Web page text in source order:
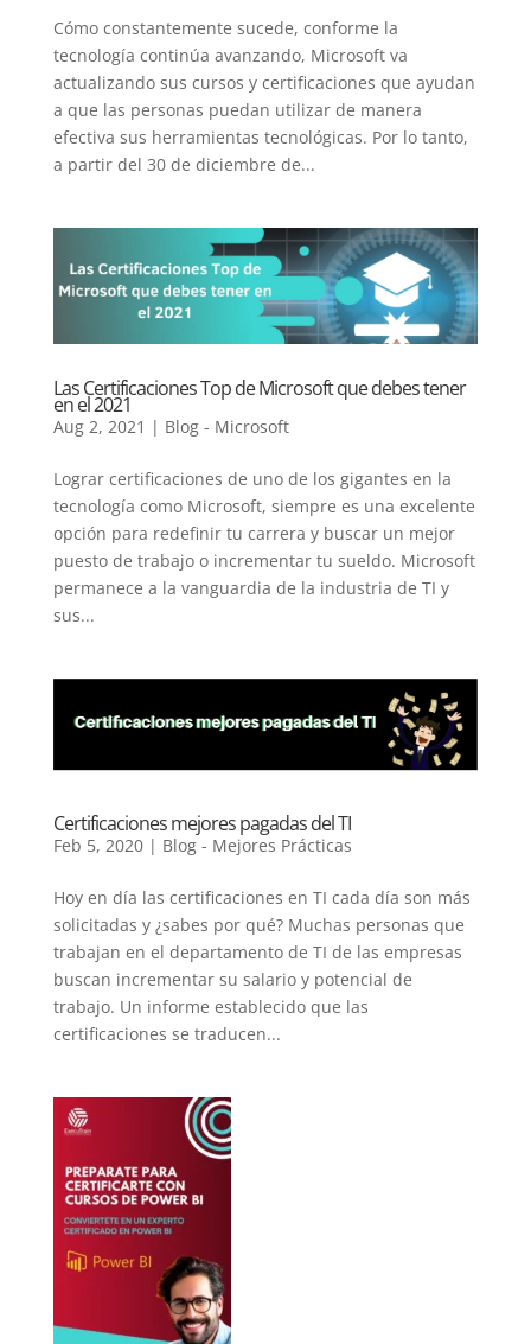
Cómo constantemente sucede, conforme la
tecnología continúa avanzando, Microsoft va
actualizando sus cursos y certificaciones que ayudan
a que las personas puedan utilizar de manera
efectiva sus herramientas tecnológicas. Por lo tanto,
a partir del 30 de diciembre de...
Las Certificaciones Top de Microsoft que debes tener
en el 2021
Aug 2, 2021 | Blog - Microsoft
Lograr certificaciones de uno de los gigantes en la
tecnología como Microsoft, siempre es una excelente
opción para redefinir tu carrera y buscar un mejor
puesto de trabajo o incrementar tu sueldo. Microsoft
permanece a la vanguardia de la industria de TI y
sus...
Certificaciones mejores pagadas del TI
Feb 5, 2020| Blog - Mejores Prácticas
Hoy en día las certificaciones en TI cada día son más
solicitadas y ¿sabes por qué? Muchas personas que
trabajan en el departamento de TI de las empresas
buscan incrementar su salario y potencial de
trabajo. Un informe establecido que las
certificaciones se traducen...